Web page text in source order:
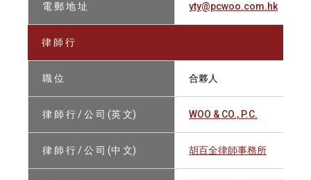
電 郵 地 址 yty@pcwoo.com.hk
律 師 行
職 位 合夥人
律 師 行 / 公 司 (英 文) WOO & CO., P.C.
律 師 行 / 公 司 (中 文) 胡百全律師事務所